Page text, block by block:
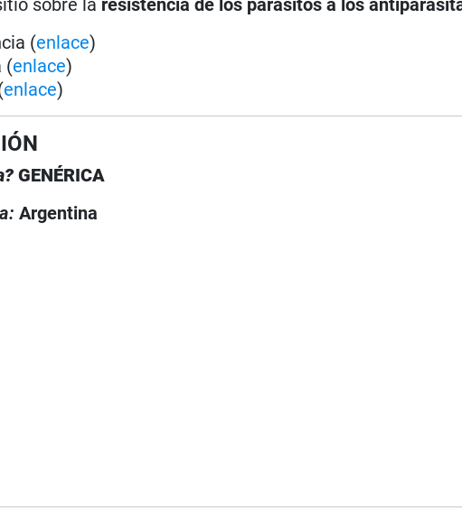
(enlace)
(enlace)
enlace)
GENÉRICA
Argentina